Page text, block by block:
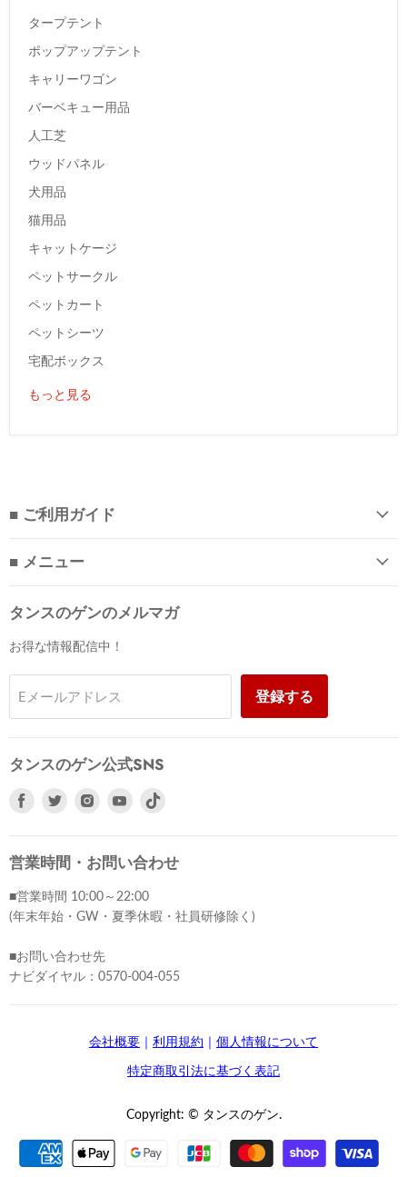
タープテント
ポップアップテント
キャリーワゴン
バーベキュー用品
人工芝
ウッドパネル
犬用品
猫用品
キャットケージ
ペットサークル
ペットカート
ペットシーツ
宅配ボックス
もっと見る
■ ご利用ガイド
■ メニュー
タンスのゲンのメルマガ
お得な情報配信中！
Eメールアドレス 登録する
タンスのゲン公式SNS
Facebook
つ
て
く
さ
い
Twitter
つ
て
く
さ
い
Instagram
つ
て
く
さ
い
Youtube
つ
て
く
い
営業時間・お問い合わせ
■営業時間 10:00～22:00
(年末年始・GW・夏季休暇・社員研修除く)
■お問い合わせ先
ナビダイヤル：0570-004-055
会社概要 ｜ 利用規約 ｜ 個人情報について
特定商取引法に基づく表記
Copyright: © タンスのゲン.